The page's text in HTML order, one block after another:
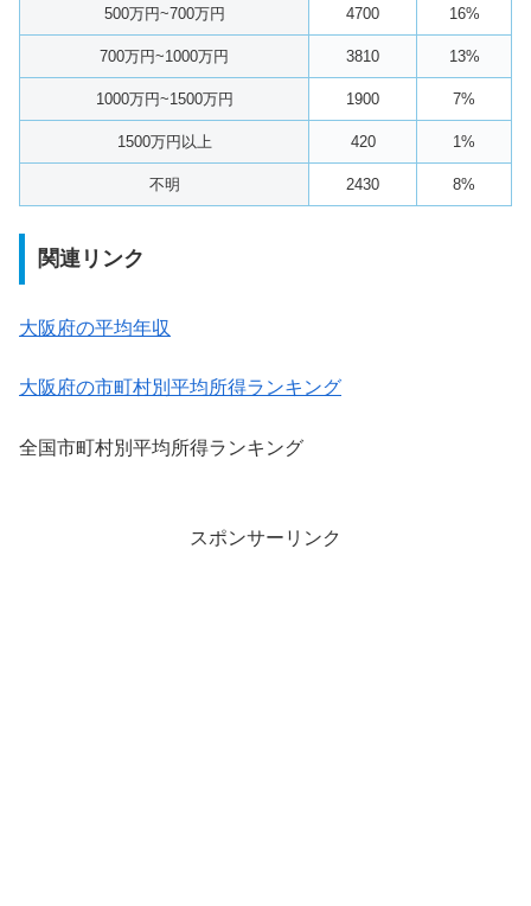
500万円~700万円 4700 16%
700万円~1000万円 3810 13%
1000万円~1500万円 1900 7%
1500万円以上 420 1%
不明 2430 8%
関連リンク
大阪府の平均年収
大阪府の市町村別平均所得ランキング
全国市町村別平均所得ランキング
スポンサーリンク